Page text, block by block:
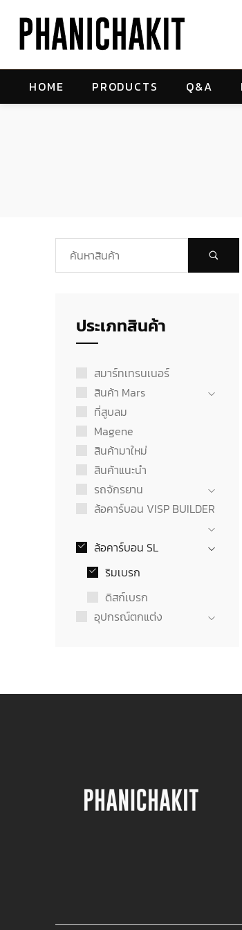
HOME PRODUCTS Q&A
ประเภทสินค้า
สมาร์ทเทรนเนอร์
สินค้า Mars
ที่สูบลม
Magene
สินค้ามาใหม่
สินค้าแนะนำ
รถจักรยาน
ล้อคาร์บอน VISP BUILDER
ล้อคาร์บอน SL
ริมเบรก
ดิสก์เบรก
อุปกรณ์ตกแต่ง